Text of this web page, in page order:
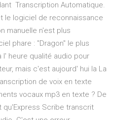
Transcription Automatique.
le logiciel de reconnaissance
manuelle n'est plus
phare : "Dragon" le plus
heure qualité audio pour
mais c'est aujourd' hui la La
de voix en texte
vocaux mp3 en texte ? De
qu'Express Scribe transcrit